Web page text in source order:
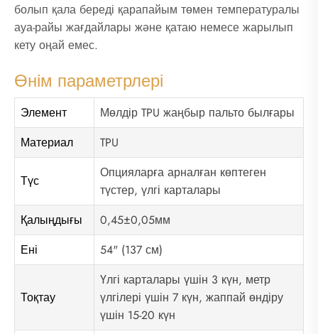
болып қала береді қарапайым төмен температуралы
ауа-райы жағдайлары және қатаю немесе жарылып
кету оңай емес.
Өнім параметрлері
Элемент
Мөлдір TPU жаңбыр пальто былғары
Материал
TPU
Түс
Опцияларға арналған көптеген
түстер, үлгі карталары
Қалыңдығы
0,45±0,05мм
Ені
54" (137 см)
Тоқтау
Үлгі карталары үшін 3 күн, метр
үлгілері үшін 7 күн, жаппай өндіру
үшін 15-20 күн